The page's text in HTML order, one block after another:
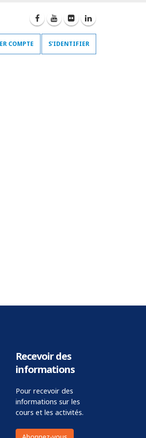
COMPTE S'IDENTIFIER
Recevoir des
informations
Pour recevoir des
informations sur les
cours et les activités.